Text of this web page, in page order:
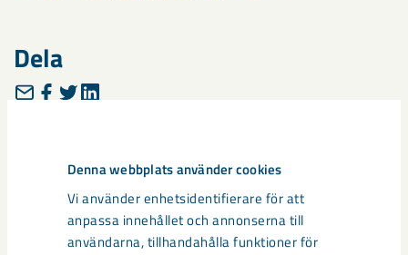
Denna webbplats använder cookies
Vi använder enhetsidentifierare för att
anpassa innehållet och annonserna till
användarna, tillhandahålla funktioner för
Dela
Andra artiklar